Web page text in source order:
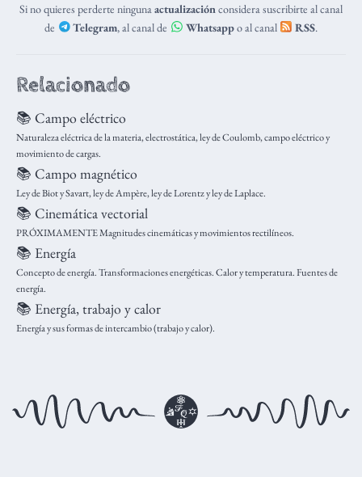
Si no quieres perderte ninguna actualización considera suscribirte al canal
de
Telegram, al canal de Whatsappo al canal RSS.
Relacionado
📚 Campo eléctrico
Naturaleza eléctrica de la materia, electrostática, ley de Coulomb, campo eléctrico y
movimiento de cargas.
📚 Campo magnético
Ley de Biot y Savart, ley de Ampère, ley de Lorentz y ley de Laplace.
📚 Cinemática vectorial
PRÓXIMAMENTE Magnitudes cinemáticas y movimientos rectilíneos.
📚 Energía
Concepto de energía. Transformaciones energéticas. Calor y temperatura. Fuentes de
energía.
📚 Energía, trabajo y calor
Energía y sus formas de intercambio (trabajo y calor).